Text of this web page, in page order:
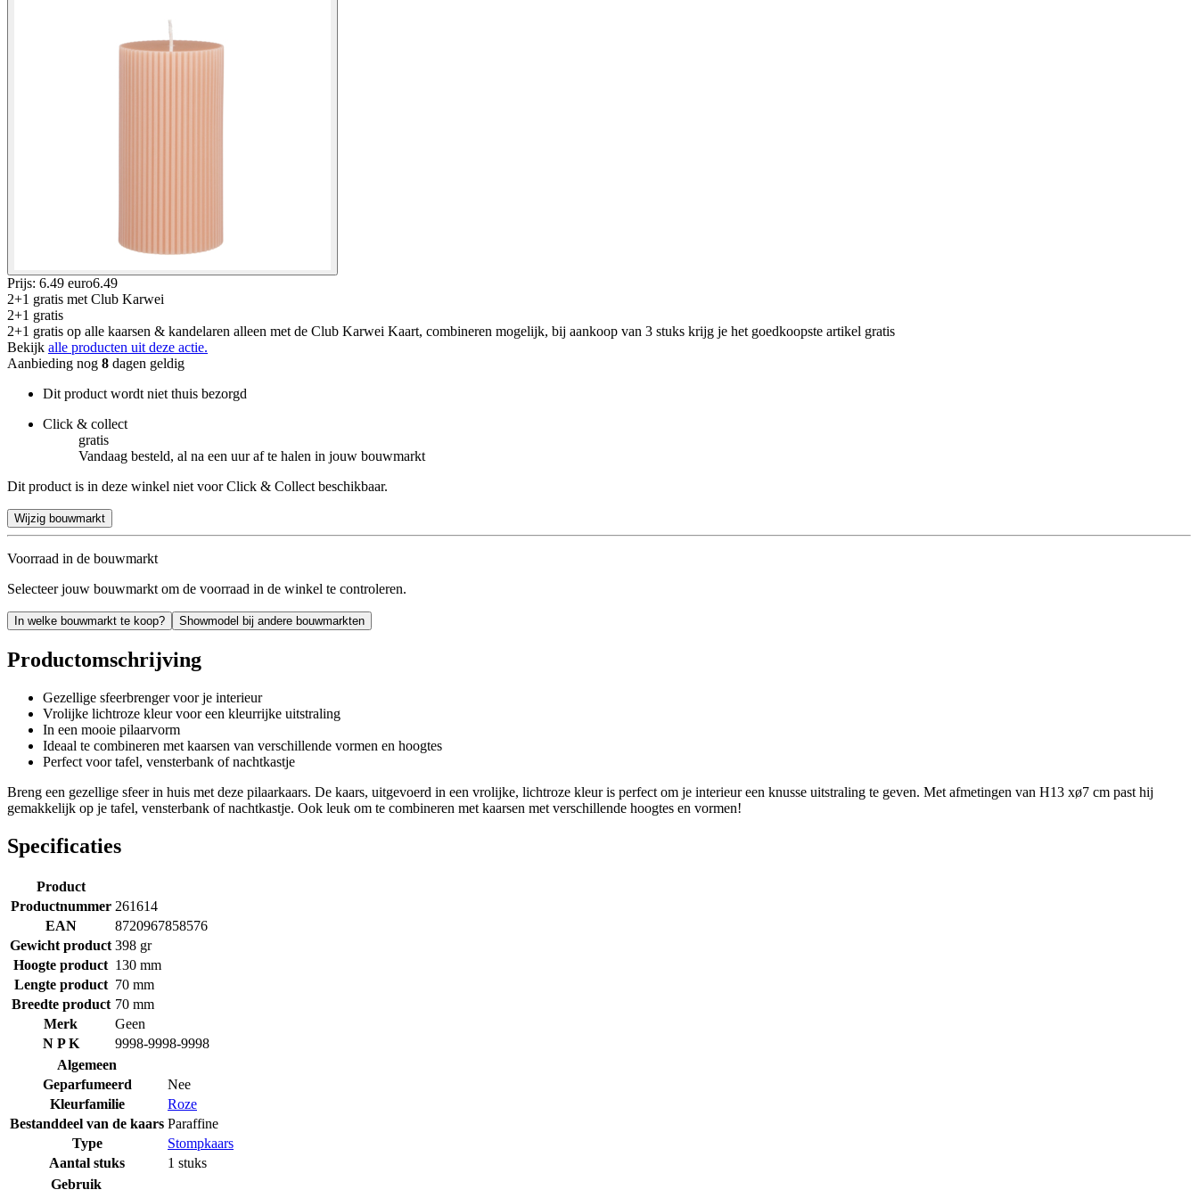
Prijs: 6.49 euro6.49
2+1 gratis met Club Karwei
2+1 gratis
2+1 gratis op alle kaarsen & kandelaren alleen met de Club Karwei Kaart, combineren mogelijk, bij aankoop van 3 stuks krijg je het goedkoopste artikel gratis
Bekijk alle producten uit deze actie.
Aanbieding nog 8 dagen geldig
Dit product wordt niet thuis bezorgd
Click & collect
gratis
Vandaag besteld, al na een uur af te halen in jouw bouwmarkt
Dit product is in deze winkel niet voor Click & Collect beschikbaar.
Wijzig bouwmarkt
Voorraad in de bouwmarkt
Selecteer jouw bouwmarkt om de voorraad in de winkel te controleren.
In welke bouwmarkt te koop? Showmodel bij andere bouwmarkten
Productomschrijving
Gezellige sfeerbrenger voor je interieur
Vrolijke lichtroze kleur voor een kleurrijke uitstraling
In een mooie pilaarvorm
Ideaal te combineren met kaarsen van verschillende vormen en hoogtes
Perfect voor tafel, vensterbank of nachtkastje
Breng een gezellige sfeer in huis met deze pilaarkaars. De kaars, uitgevoerd in een vrolijke, lichtroze kleur is perfect om je interieur een knusse uitstraling te geven. Met afmetingen van H13 xø7 cm past hij
gemakkelijk op je tafel, vensterbank of nachtkastje. Ook leuk om te combineren met kaarsen met verschillende hoogtes en vormen!
Specificaties
Product
Productnummer 261614
EAN
8720967858576
Gewicht product 398 gr
Hoogte product 130 mm
Lengte product 70 mm
Breedte product 70 mm
Merk
Geen
N P K
9998-9998-9998
Algemeen
Geparfumeerd
Nee
Kleurfamilie
Roze
Bestanddeel van de kaars Paraffine
Type
Stompkaars
Aantal stuks
1 stuks
Gebruik